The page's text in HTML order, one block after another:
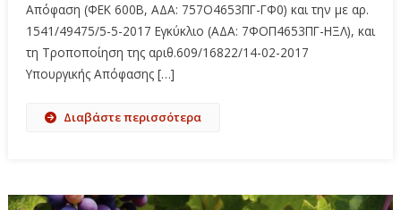
Απόφαση (ΦΕΚ 600Β, ΑΔΑ: 757Ο4653ΠΓ-ΓΦ0) και την με αρ.
1541/49475/5-5-2017 Εγκύκλιο (ΑΔΑ: 7ΦΟΠ4653ΠΓ-ΗΞΛ), και
τη Τροποποίηση της αριθ.609/16822/14-02-2017
Υπουργικής Απόφασης […]
Διαβάστε περισσότερα